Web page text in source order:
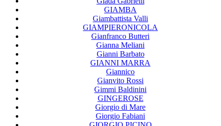
GIAMBA
Giambattista Valli
GIAMPIERONICOLA
Gianfranco Butteri
Gianna Meliani
Gianni Barbato
GIANNI MARRA
Giannico
Gianvito Rossi
Gimmi Baldinini
GINGEROSE
Giorgio di Mare
Giorgio Fabiani